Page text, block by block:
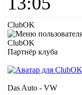
ClubOK
Партнёр клуба
Das Auto - VW